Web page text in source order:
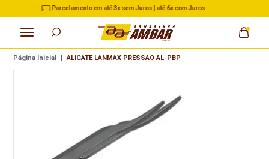
3% de Desconto no Pix nas Compras acima de R$
Página Inicial | ALICATE LANMAX PRESSAO AL-PBP